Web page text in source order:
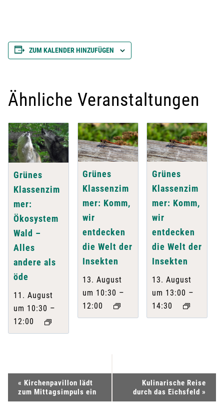
ZUM KALENDER HINZUFÜGEN
Ähnliche Veranstaltungen
Grünes
Klassenzim
mer:
Ökosystem
Wald –
Alles
andere als
öde
11. August
um 10:30 –
12:00
Grünes
Klassenzim
mer: Komm,
wir
entdecken
die Welt der
Insekten
13. August
um 10:30 –
12:00
Grünes
Klassenzim
mer: Komm,
wir
entdecken
die Welt der
Insekten
13. August
um 13:00 –
14:30
e
« Kirchenpavillon lädt
zum Mittagsimpuls ein
Kulinarische Reise
durch das Eichsfeld »